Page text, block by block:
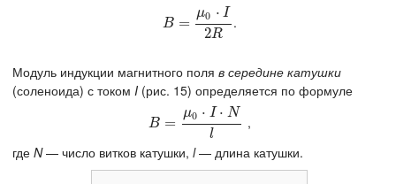
B =
μ0 ⋅ I
2R
B= μ0 ⋅I2R .
Модуль индукции магнитного поля в середине катушки
(соленоида) с током I (рис. 15) определяется по формуле
B =
μ0 ⋅ I ⋅ N
l
B= μ0 ⋅I⋅Nl
,
где N— число витков катушки, l— длина катушки.